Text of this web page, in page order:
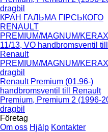
dragbil
КРАН ГАЛЬМА ГІРСЬКОГО
RENAULT
PREMIUM/MAGNUM/KERAX
11/13, VO handbromsventil till
Renault
PREMIUM/MAGNUM/KERAX
dragbil
Renault Premium (01.96-)
handbromsventil till Renault
Premium, Premium 2 (1996-
dragbil
Företag
Om oss Hjälp Kontakter